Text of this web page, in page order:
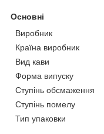
Основні
Виробник
Країна виробник
Вид кави
Форма випуску
Ступінь обсмаження
Ступінь помелу
Тип упаковки